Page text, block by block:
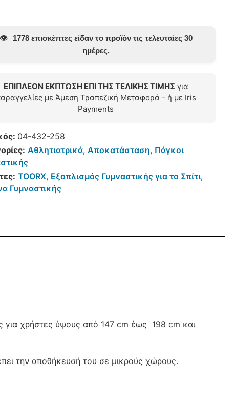
👁️
1778 επισκέπτες είδαν το προϊόν τις τελευταίες 30
ημέρες.
ΕΠΙΠΛΕΟΝ ΕΚΠΤΩΣΗ ΕΠΙ ΤΗΣ ΤΕΛΙΚΗΣ ΤΙΜΗΣ για
με Άμεση Τραπεζική Μεταφορά - ή με Iris
Payments
04-432-258
Αθλητιατρικά, Αποκατάσταση, Πάγκοι
TOORX, Εξοπλισμός Γυμναστικής για το Σπίτι,
Γυμναστικής
για χρήστες ύψους από 147 cm έως 198 cm και
την αποθήκευσή του σε μικρούς χώρους.